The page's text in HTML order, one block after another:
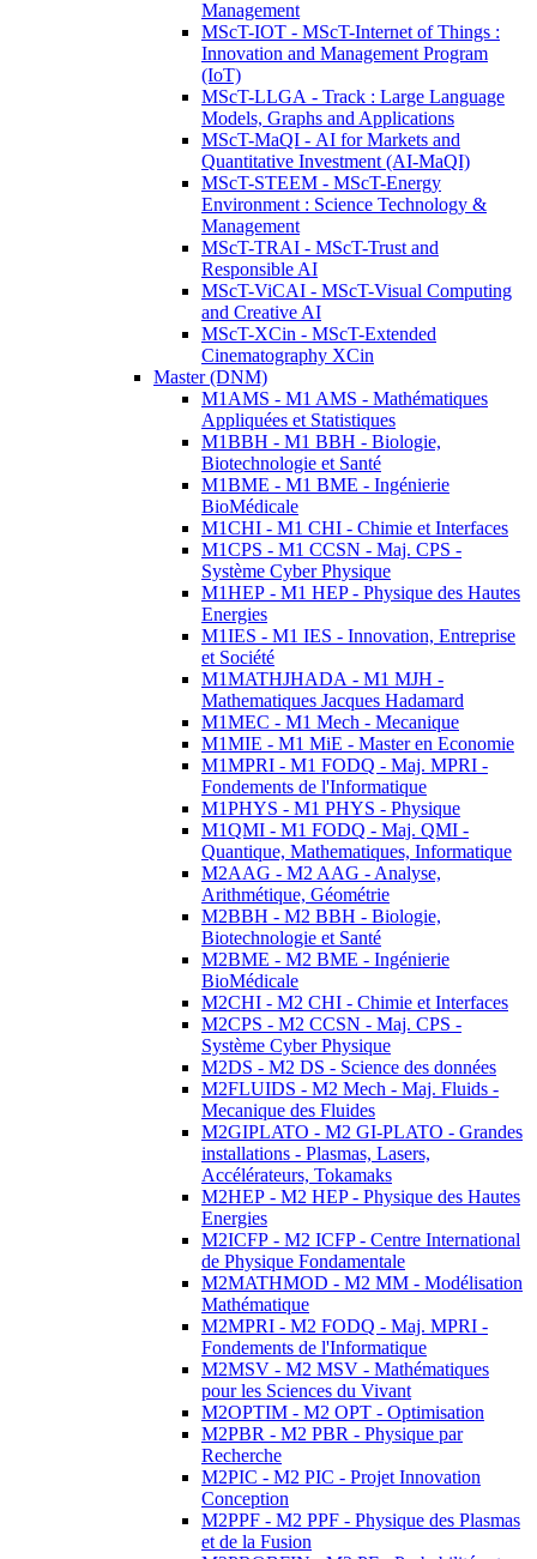
Management
MScT-IOT - MScT-Internet of Things :
Innovation and Management Program
(IoT)
MScT-LLGA - Track : Large Language
Models, Graphs and Applications
MScT-MaQI - AI for Markets and
Quantitative Investment (AI-MaQI)
MScT-STEEM - MScT-Energy
Environment : Science Technology &
Management
MScT-TRAI - MScT-Trust and
Responsible AI
MScT-ViCAI - MScT-Visual Computing
and Creative AI
MScT-XCin - MScT-Extended
Cinematography XCin
Master (DNM)
M1AMS - M1 AMS - Mathématiques
Appliquées et Statistiques
M1BBH - M1 BBH - Biologie,
Biotechnologie et Santé
M1BME - M1 BME - Ingénierie
BioMédicale
M1CHI - M1 CHI - Chimie et Interfaces
M1CPS - M1 CCSN - Maj. CPS -
Système Cyber Physique
M1HEP - M1 HEP - Physique des Hautes
Energies
M1IES - M1 IES - Innovation, Entreprise
et Société
M1MATHJHADA - M1 MJH -
Mathematiques Jacques Hadamard
M1MEC - M1 Mech - Mecanique
M1MIE - M1 MiE - Master en Economie
M1MPRI - M1 FODQ - Maj. MPRI -
Fondements de l'Informatique
M1PHYS - M1 PHYS - Physique
M1QMI - M1 FODQ - Maj. QMI -
Quantique, Mathematiques, Informatique
M2AAG - M2 AAG - Analyse,
Arithmétique, Géométrie
M2BBH - M2 BBH - Biologie,
Biotechnologie et Santé
M2BME - M2 BME - Ingénierie
BioMédicale
M2CHI - M2 CHI - Chimie et Interfaces
M2CPS - M2 CCSN - Maj. CPS -
Système Cyber Physique
M2DS - M2 DS - Science des données
M2FLUIDS - M2 Mech - Maj. Fluids -
Mecanique des Fluides
M2GIPLATO - M2 GI-PLATO - Grandes
installations - Plasmas, Lasers,
Accélérateurs, Tokamaks
M2HEP - M2 HEP - Physique des Hautes
Energies
M2ICFP - M2 ICFP - Centre International
de Physique Fondamentale
M2MATHMOD - M2 MM - Modélisation
Mathématique
M2MPRI - M2 FODQ - Maj. MPRI -
Fondements de l'Informatique
M2MSV - M2 MSV - Mathématiques
pour les Sciences du Vivant
M2OPTIM - M2 OPT - Optimisation
M2PBR - M2 PBR - Physique par
Recherche
M2PIC - M2 PIC - Projet Innovation
Conception
M2PPF - M2 PPF - Physique des Plasmas
et de la Fusion